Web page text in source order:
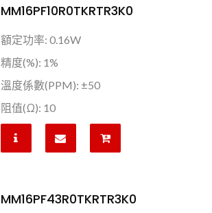
MM16PF10R0TKRTR3K0
額定功率: 0.16W
精度(%): 1%
溫度係數(PPM): ±50
阻值(Ω): 10
MM16PF43R0TKRTR3K0